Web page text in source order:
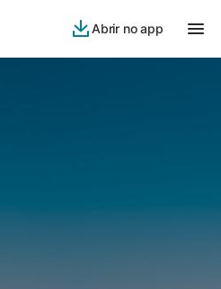
Abrir no app